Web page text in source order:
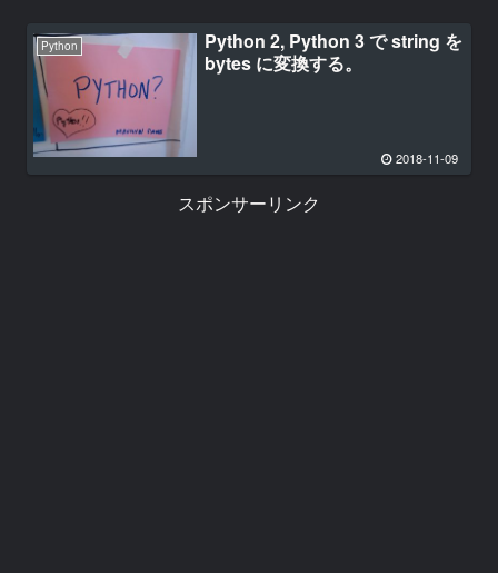
Python
Python 2, Python 3 で string を
bytes に変換する。
2018-11-09
スポンサーリンク